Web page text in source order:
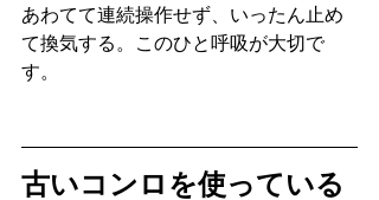
あわてて連続操作せず、いったん止め
て換気する。このひと呼吸が大切で
す。
古いコンロを使っている